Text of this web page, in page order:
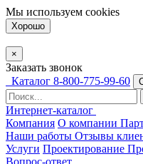
Мы используем cookies
Хорошо
×
Заказать звонок
Каталог 8-800-775-99-60
Интернет-каталог
Компания О компании
Наши работы Отзывы
Услуги Проектирование
Вопрос-ответ